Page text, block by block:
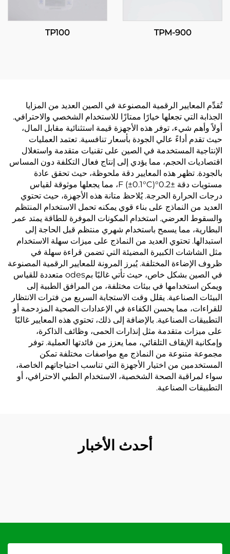
TPM-900
TP100
تُقدِّم المعايير الرقمية المصنوعة في الصين العديد من المزايا
الجذابة التي تجعلها خيارًا ممتازًا للاستخدام الشخصي والاحترافي.
أولاً وأهم شيء، توفر هذه الأجهزة قيمة استثنائية مقابل المال،
حيث تقدم أداءً عالي الجودة بأسعار تنافسية. تعتمد العمليات
الإنتاجية المستخدمة في الصين على تقنيات متقدمة واستغلال
اقتصاديات الحجم، مما يؤدي إلى إنتاج فعال التكلفة دون المساس
بالجودة. تظهر هذه المعايير دقة ملحوظة، حيث تحقق عادة
مستويات دقة ±0.2°F (±0.1°C)، مما يجعلها موثوقة لقياس
درجات الحرارة الحرجة. يُلاحظ متانة هذه الأجهزة، حيث تحتوي
العديد من النماذج على بناء قوي يمكنه تحمل الاستخدام المنتظم
والسقوط العرضي. استخدام المكونات الموفرة للطاقة يمتد عمر
البطارية، مما يسمح باستخدام شهري منتظم قبل الحاجة إلى
استبدالها. تحتوي العديد من النماذج على ميزات سهلة الاستخدام
مثل الشاشات الكبيرة المضيئة التي تضمن قراءة سهلة في
ظروف الإضاءة المختلفة. يُبرز المرونة للمعايير الرقمية المصنوعة
في الصين بشكل خاص، حيث تأتي غالبًا بمodes متعددة للقياس
ويمكن استخدامها في بيئات مختلفة، من المرافق الطبية إلى
البيئات الصناعية. يقلل وقت الاستجابة السريع من فترات الانتظار
للقراءات، مما يحسن الكفاءة في الإعدادات الصحية المزدحمة أو
التطبيقات الصناعية. بالإضافة إلى ذلك، تحتوي هذه المعايير غالبًا
على ميزات متقدمة مثل إنذارات الحمى، وظائف الذاكرة،
وإمكانية الإيقاف التلقائي، مما يعزز من فائدتها العملية. توفر
مجموعة متنوعة من النماذج مع مواصفات مختلفة تمكن
المستخدمين من اختيار الأجهزة التي تناسب احتياجاتهم الخاصة،
سواء لمراقبة الصحة الشخصية، الاستخدام الطبي الاحترافي، أو
التطبيقات الصناعية.
أحدث الأخبار